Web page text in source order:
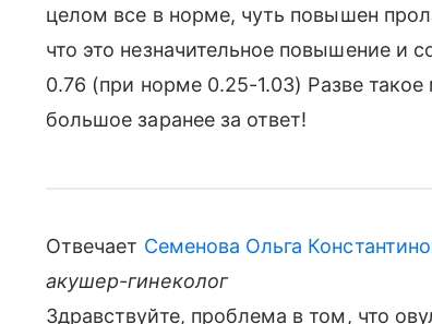
целом все в норме, чуть повышен
что это незначительное повышение и
0.76 (при норме 0.25-1.03) Разве
большое заранее за ответ!
Отвечает Семенова Ольга
акушер-гинеколог
Здравствуйте, проблема в том, что